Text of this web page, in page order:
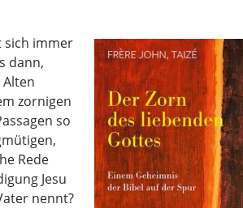
sich immer
dann,
zornigen
so
Rede
Jesu
nennt?